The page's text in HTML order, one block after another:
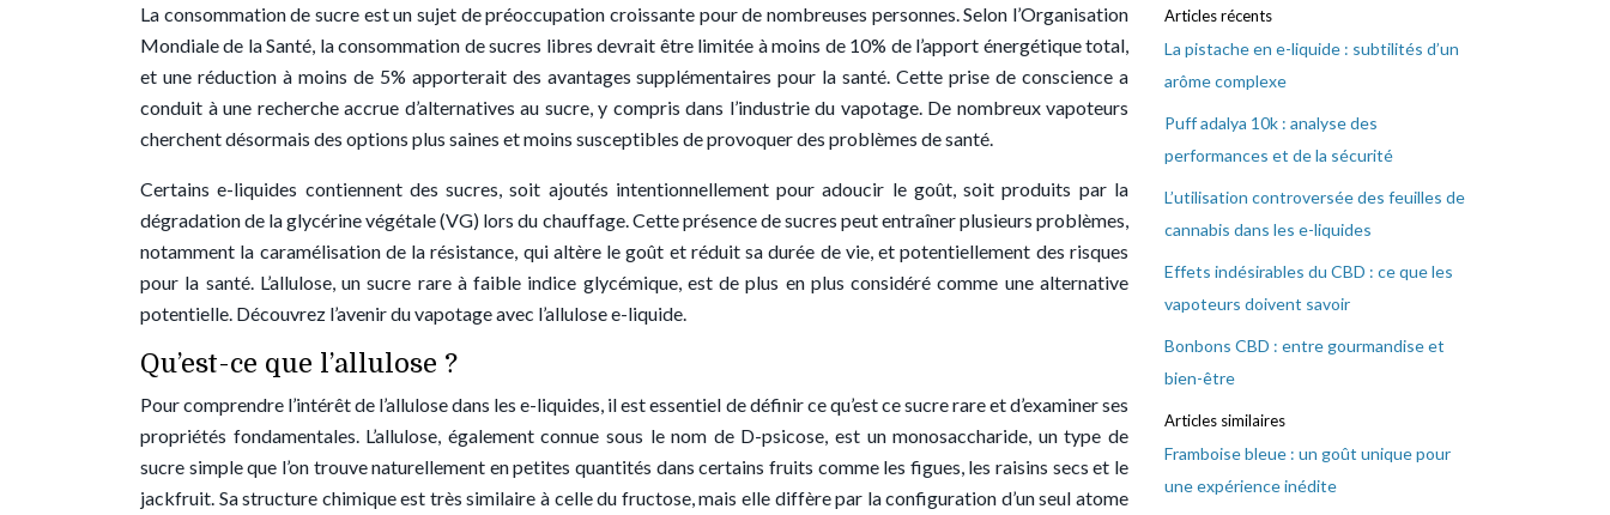
La consommation de sucre est un sujet de préoccupation croissante pour de nombreuses personnes. Selon l’Organisation
Mondiale de la Santé, la consommation de sucres libres devrait être limitée à moins de 10% de l’apport énergétique total,
et une réduction à moins de 5% apporterait des avantages supplémentaires pour la santé. Cette prise de conscience a
conduit à une recherche accrue d’alternatives au sucre, y compris dans l’industrie du vapotage. De nombreux vapoteurs
cherchent désormais des options plus saines et moins susceptibles de provoquer des problèmes de santé.
Certains e-liquides contiennent des sucres, soit ajoutés intentionnellement pour adoucir le goût, soit produits par la
dégradation de la glycérine végétale (VG) lors du chauffage. Cette présence de sucres peut entraîner plusieurs problèmes,
notamment la caramélisation de la résistance, qui altère le goût et réduit sa durée de vie, et potentiellement des risques
pour la santé. L’allulose, un sucre rare à faible indice glycémique, est de plus en plus considéré comme une alternative
potentielle. Découvrez l’avenir du vapotage avec l’allulose e-liquide.
Qu’est-ce que l’allulose ?
Pour comprendre l’intérêt de l’allulose dans les e-liquides, il est essentiel de définir ce qu’est ce sucre rare et d’examiner ses
propriétés fondamentales. L’allulose, également connue sous le nom de D-psicose, est un monosaccharide, un type de
sucre simple que l’on trouve naturellement en petites quantités dans certains fruits comme les figues, les raisins secs et le
jackfruit. Sa structure chimique est très similaire à celle du fructose, mais elle diffère par la configuration d’un seul atome
Articles récents
La pistache en e-liquide : subtilités d’un
arôme complexe
Puff adalya 10k : analyse des
performances et de la sécurité
L’utilisation controversée des feuilles de
cannabis dans les e-liquides
Effets indésirables du CBD : ce que les
vapoteurs doivent savoir
Bonbons CBD : entre gourmandise et
bien-être
Articles similaires
Framboise bleue : un goût unique pour
une expérience inédite